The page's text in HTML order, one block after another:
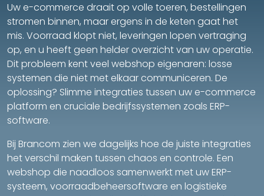
Uw e-commerce draait op volle toeren, bestellingen
stromen binnen, maar ergens in de keten gaat het
mis. Voorraad klopt niet, leveringen lopen vertraging
op, en u heeft geen helder overzicht van uw operatie.
Dit probleem kent veel webshop eigenaren: losse
systemen die niet met elkaar communiceren. De
oplossing? Slimme integraties tussen uw e-commerce
platform en cruciale bedrijfssystemen zoals ERP-
software.
Bij Brancom zien we dagelijks hoe de juiste integraties
het verschil maken tussen chaos en controle. Een
webshop die naadloos samenwerkt met uw ERP-
systeem, voorraadbeheersoftware en logistieke